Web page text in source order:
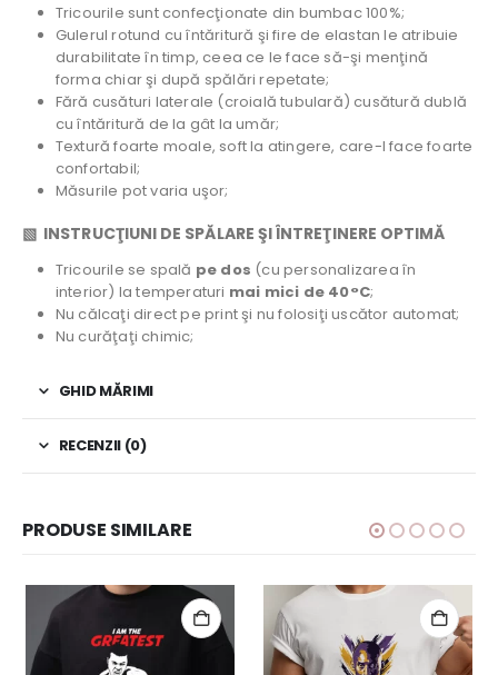
Tricourile sunt confecţionate din bumbac 100%;
Gulerul rotund cu întăritură şi fire de elastan le atribuie
durabilitate în timp, ceea ce le face să-şi menţină
forma chiar şi după spălări repetate;
Fără cusături laterale (croială tubulară) cusătură dublă
cu întăritură de la gât la umăr;
Textură foarte moale, soft la atingere, care-l face foarte
confortabil;
Măsurile pot varia uşor;
▧ INSTRUCŢIUNI DE SPĂLARE ŞI ÎNTREŢINERE OPTIMĂ
Tricourile se spală pe dos (cu personalizarea în
interior) la temperaturi mai mici de 40°C;
Nu călcaţi direct pe print şi nu folosiţi uscător automat;
Nu curăţaţi chimic;
GHID MĂRIMI
RECENZII (0)
PRODUSE SIMILARE